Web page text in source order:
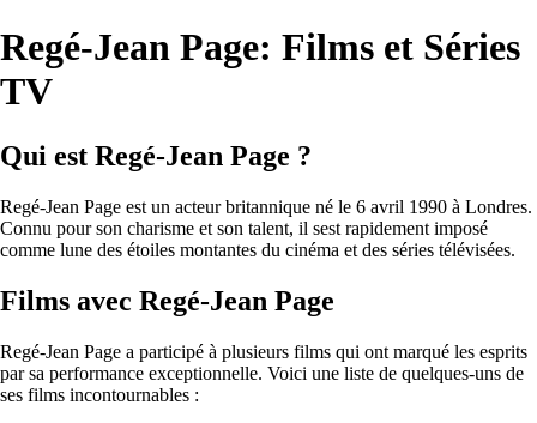
Regé-Jean Page: Films et Séries
TV
Qui est Regé-Jean Page ?
Regé-Jean Page est un acteur britannique né le 6 avril 1990 à Londres.
Connu pour son charisme et son talent, il sest rapidement imposé
comme lune des étoiles montantes du cinéma et des séries télévisées.
Films avec Regé-Jean Page
Regé-Jean Page a participé à plusieurs films qui ont marqué les esprits
par sa performance exceptionnelle. Voici une liste de quelques-uns de
ses films incontournables :